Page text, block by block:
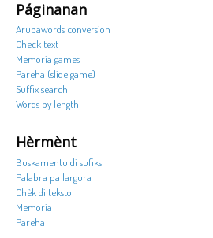
Páginanan
Arubawords conversion
Check text
Memoria games
Pareha (slide game)
Suffix search
Words by length
Hèrmènt
Buskamentu di sufiks
Palabra pa largura
Chèk di teksto
Memoria
Pareha